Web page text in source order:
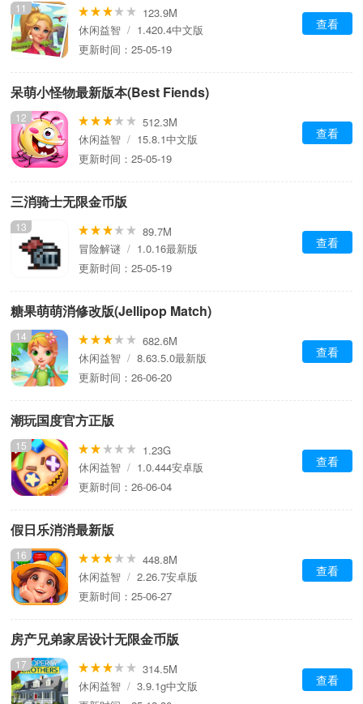
11
123.9M
休闲益智 / 1.420.4中文版
更新时间：25-05-19
查看
呆萌小怪物最新版本(Best Fiends)
12
512.3M
休闲益智 / 15.8.1中文版
更新时间：25-05-19
查看
三消骑士无限金币版
13
89.7M
冒险解谜 / 1.0.16最新版
更新时间：25-05-19
查看
糖果萌萌消修改版(Jellipop Match)
14
682.6M
休闲益智 / 8.63.5.0最新版
更新时间：26-06-20
查看
潮玩国度官方正版
15
1.23G
休闲益智 / 1.0.444安卓版
更新时间：26-06-04
查看
假日乐消消最新版
16
448.8M
休闲益智 / 2.26.7安卓版
更新时间：25-06-27
查看
房产兄弟家居设计无限金币版
17
314.5M
休闲益智 / 3.9.1g中文版
查看